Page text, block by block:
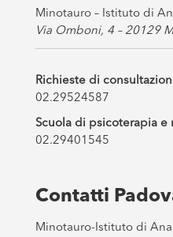
Minotauro – Istituto di
Via Omboni, 4 – 20129
Richieste di
02.29524587
Scuola di psicoterapia e
02.29401545
Contatti
Minotauro-Istituto di